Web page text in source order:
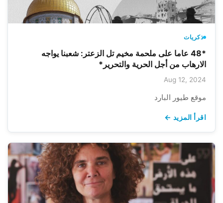
ذكريات
*48 عاما على ملحمة مخيم تل الزعتر: شعبنا يواجه
الارهاب من أجل الحرية والتحرير*
Aug 12, 2024
موقع طيور البارد
اقرأ المزيد ←